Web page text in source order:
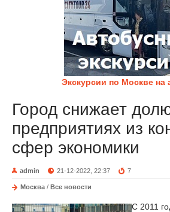
Экскурсии по Москве на
Город снижает
предприятиях из
сфер экономики
admin 21-12-2022, 22:37 7
Москва / Все новости
С 2011